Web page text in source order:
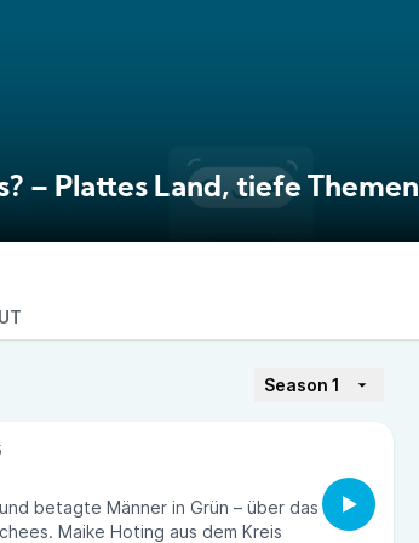
– Plattes Land, tiefe Themen
Season 1
betagte Männer in Grün – über das
Maike Hoting aus dem Kreis